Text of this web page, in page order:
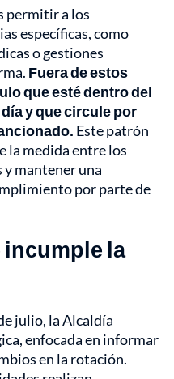
permitir a los
específicas, como
o gestiones
Fuera de estos
que esté dentro del
y que circule por
Este patrón
la medida entre los
mantener una
por parte de
incumple la
julio, la Alcaldía
enfocada en informar
en la rotación.